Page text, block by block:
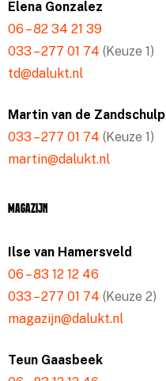
Elena Gonzalez
06 – 82 34 21 39
033 – 277 01 74 (Keuze 1)
td@dalukt.nl
Martin van de Zandschulp
033 – 277 01 74 (Keuze 1)
martin@dalukt.nl
Magazijn
Ilse van Hamersveld
06 – 83 12 12 46
033 – 277 01 74 (Keuze 2)
magazijn@dalukt.nl
Teun Gaasbeek